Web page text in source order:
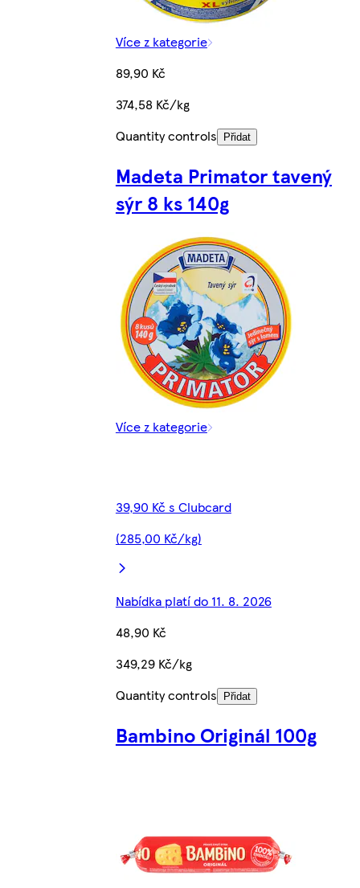
Více z kategorie
89,90 Kč
374,58 Kč/kg
Quantity controls
Přidat
Madeta Primator tavený
sýr 8 ks 140g
Více z kategorie
39,90 Kč s Clubcard
(285,00 Kč/kg)
Nabídka platí do 11. 8. 2026
48,90 Kč
349,29 Kč/kg
Quantity controls
Přidat
Bambino Originál 100g